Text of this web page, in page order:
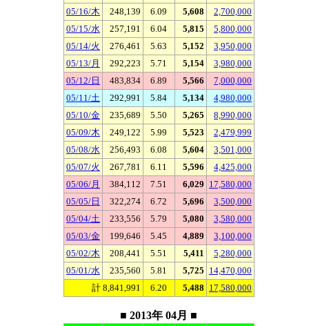
05/16/木
248,139 6.09 5,608
2,700,000
05/15/水
257,191 6.04 5,815
5,800,000
05/14/火
276,461 5.63 5,152
3,950,000
05/13/月
292,223 5.71 5,154
3,980,000
05/12/日
483,834 6.89 5,566
7,000,000
05/11/土
292,991 5.84 5,134
4,980,000
05/10/金
235,689 5.50 5,265
8,990,000
05/09/木
249,122 5.99 5,523
2,479,999
05/08/水
256,493 6.08 5,604
3,501,000
05/07/火
267,781 6.11 5,596
4,425,000
05/06/月
384,112 7.51 6,029 17,580,000
05/05/日
322,274 6.72 5,696
3,500,000
05/04/土
233,556 5.79 5,080
3,580,000
05/03/金
199,646 5.45 4,889
3,100,000
05/02/木
208,441 5.51 5,411
5,280,000
05/01/水
235,560 5.81 5,725 14,470,000
計 8,841,991
6.20 5,488 17,580,000
■ 2013年 04月 ■